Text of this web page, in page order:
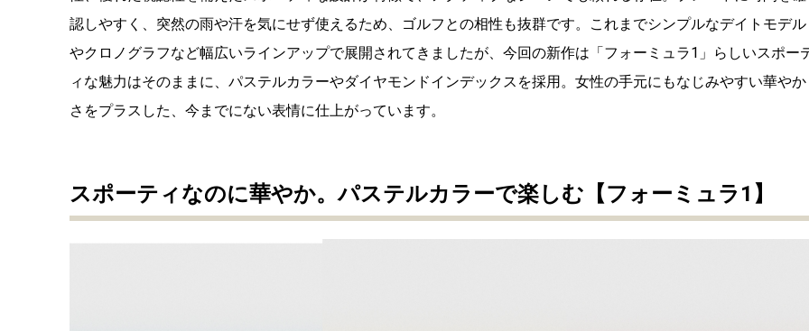
認しやすく、突然の雨や汗を気にせず使えるため、ゴルフとの相性も抜群です。これまでシンプルなデイトモデル
やクロノグラフなど幅広いラインアップで展開されてきましたが、今回の新作は「フォーミュラ1」らしいスポー
ィな魅力はそのままに、パステルカラーやダイヤモンドインデックスを採用。女性の手元にもなじみやすい華やか
さをプラスした、今までにない表情に仕上がっています。
スポーティなのに華やか。パステルカラーで楽しむ【フォーミュラ1】